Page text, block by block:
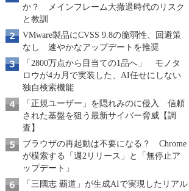
か？ メインフレーム大撤退時代のリスク
と教訓
VMware製品にCVSS 9.8の脆弱性、回避策
なし 速やかなアップデートを推奨
「2800万点から目当ての1品へ」 モノタ
ロウが4カ月で実装した、AI任せにしない
独自検索機能
「正規ユーザー」を隠れみのに侵入 信頼
された基盤を狙う最新サイバー脅威【調
査】
ブラウザの再起動は不要になる？ Chrome
が模索する「週2リリース」と「無停止ア
ップデート」
「三國志 覇道」が生成AIで実現したリアル